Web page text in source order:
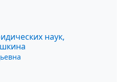
наук,